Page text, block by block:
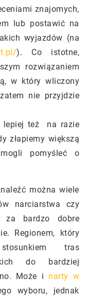
znajomych,
lub postawić na
wyjazdów (na
). Co istotne,
rozwiązaniem
w który wliczony
nie przyjdzie
lepiej też na razie
złapiemy większą
pomyśleć o
można wiele
narciarstwa czy
za bardzo dobre
Regionem, który
tras
do bardziej
Może i narty w
wyboru, jednak